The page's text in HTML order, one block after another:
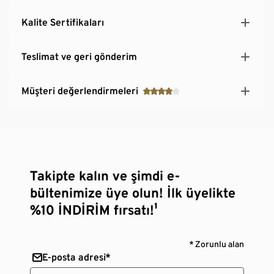
Kalite Sertifikaları
Teslimat ve geri gönderim
Müşteri değerlendirmeleri
Takipte kalın ve şimdi e-
bültenimize üye olun! İlk üyelikte
%10 İNDİRİM fırsatı!¹
* Zorunlu alan
E-posta adresi*